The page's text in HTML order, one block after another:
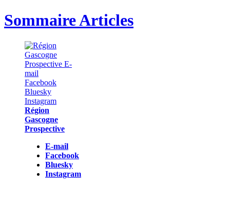
Sommaire Articles
Région
Gascogne
Prospective
E-mail
Facebook
Bluesky
Instagram